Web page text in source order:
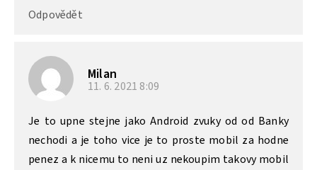
Odpovědět
Milan
11. 6. 2021 8:09
Je to upne stejne jako Android zvuky od od Banky
nechodi a je toho vice je to proste mobil za hodne
penez a k nicemu to neni uz nekoupim takovy mobil